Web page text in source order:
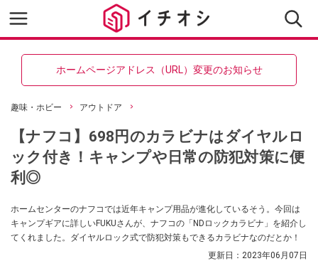
ホームページアドレス（URL）変更のお知らせ
趣味・ホビー アウトドア
【ナフコ】698円のカラビナはダイヤルロ
ック付き！キャンプや日常の防犯対策に便
利◎
ホームセンターのナフコでは近年キャンプ用品が進化しているそう。今回は
キャンプギアに詳しいFUKUさんが、ナフコの「NDロックカラビナ」を紹介し
てくれました。ダイヤルロック式で防犯対策もできるカラビナなのだとか！
更新日： 2023年06月07日